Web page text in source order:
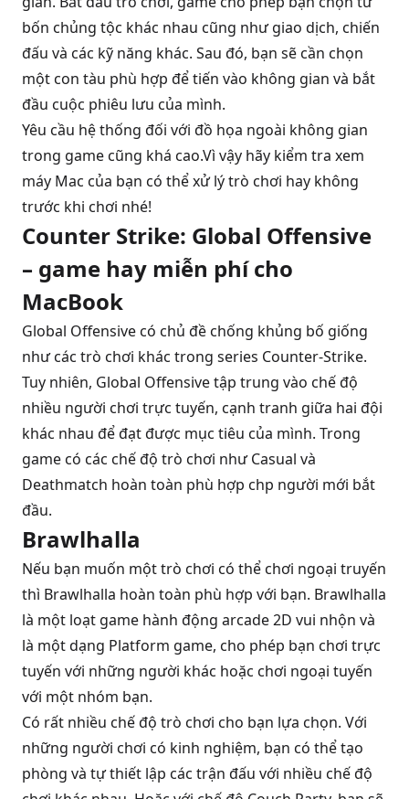
bốn chủng tộc khác nhau cũng như giao dịch, chiến
đấu và các kỹ năng khác. Sau đó, bạn sẽ cần chọn
một con tàu phù hợp để tiến vào không gian và bắt
đầu cuộc phiêu lưu của mình.
Yêu cầu hệ thống đối với đồ họa ngoài không gian
trong game cũng khá cao.Vì vậy hãy kiểm tra xem
máy Mac của bạn có thể xử lý trò chơi hay không
trước khi chơi nhé!
Counter Strike: Global Offensive
– game hay miễn phí cho
MacBook
Global Offensive có chủ đề chống khủng bố giống
như các trò chơi khác trong series Counter-Strike.
Tuy nhiên, Global Offensive tập trung vào chế độ
nhiều người chơi trực tuyến, cạnh tranh giữa hai đội
khác nhau để đạt được mục tiêu của mình. Trong
game có các chế độ trò chơi như Casual và
Deathmatch hoàn toàn phù hợp chp người mới bắt
đầu.
Brawlhalla
Nếu bạn muốn một trò chơi có thể chơi ngoại truyến
thì Brawlhalla hoàn toàn phù hợp với bạn. Brawlhalla
là một loạt game hành động arcade 2D vui nhộn và
là một dạng Platform game, cho phép bạn chơi trực
tuyến với những người khác hoặc chơi ngoại tuyến
với một nhóm bạn.
Có rất nhiều chế độ trò chơi cho bạn lựa chọn. Với
những người chơi có kinh nghiệm, bạn có thể tạo
phòng và tự thiết lập các trận đấu với nhiều chế độ